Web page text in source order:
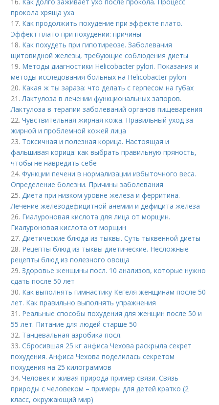
16. Как долго заживает ухо после прокола. Процесс
прокола хряща уха
17. Как продолжить похудение при эффекте плато.
Эффект плато при похудении: причины
18. Как похудеть при гипотиреозе. Заболевания
щитовидной железы, требующие соблюдения диеты
19. Методы диагностики Helicobacter pylori. Показания и
методы исследования больных на Helicobacter pylori
20. Какая ж ты зараза: что делать с герпесом на губах
21.Лактулоза в лечении функциональных запоров.
Лактулоза в терапии заболеваний органов пищеварения
22.Чувствительная жирная кожа. Правильный уход за
жирной и проблемной кожей лица
23. Токсичная и полезная корица. Настоящая и
фальшивая корица: как выбрать правильную пряность,
чтобы не навредить себе
24.Функции печени в нормализации избыточного веса.
Определение болезни. Причины заболевания
25.Диета при низком уровне железа и ферритина.
Лечение железодефицитной анемии и дефицита железа
26. Гиалуроновая кислота для лица от морщин.
Гиалуроновая кислота от морщин
27.Диетические блюда из тыквы. Суть тыквенной диеты
28. Рецепты блюд из тыквы диетические. Несложные
рецепты блюд из полезного овоща
29.Здоровье женщины посл. 10 анализов, которые нужно
сдать после 50 лет
30. Как выполнять гимнастику Кегеля женщинам после 50
лет. Как правильно выполнять упражнения
31. Реальные способы похудения для женщин после 50 и
55 лет. Питание для людей старше 50
32. Танцевальная аэробика посл.
33.Сбросившая 25 кг анфиса Чехова раскрыла секрет
похудения. Анфиса Чехова поделилась секретом
похудения на 25 килограммов
34.Человек и живая природа пример связи. Связь
природы с человеком – примеры для детей кратко (2
класс, окружающий мир)